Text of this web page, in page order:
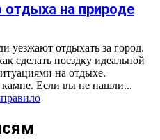
отдыха на природе
уезжают отдыхать за город.
сделать поездку идеальной
на отдыхе.
камне. Если вы не нашли...
правило